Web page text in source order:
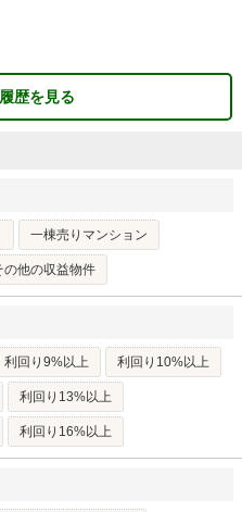
歴を見る
一棟売りマンション
の他の収益物件
利回り9%以上 利回り10%以上
利回り13%以上
利回り16%以上